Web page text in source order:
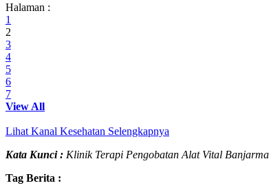
Halaman :
1
2
3
4
5
6
7
View All
Lihat Kanal Kesehatan Selengkapnya
Kata Kunci : Klinik Terapi Pengobatan Alat Vital
Tag Berita :